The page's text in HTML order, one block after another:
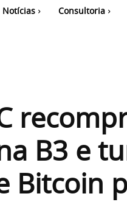
Notícias Consultoria
B3 e
Bitcoin